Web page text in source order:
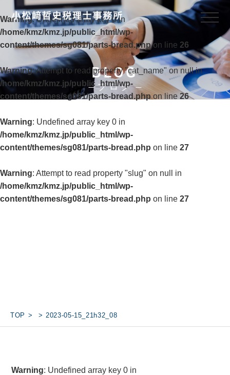
BLOG
ブログ
Warning: Undefined array key 0 in
/home/kmz/kmz.jp/public_html/wp-
content/themes/sg081/parts-bread.phpon line 26
Warning: Attempt to read property "cat_name" on null in
/home/kmz/kmz.jp/public_html/wp-
content/themes/sg081/parts-bread.phpon line 26
Warning: Undefined array key 0 in
/home/kmz/kmz.jp/public_html/wp-
content/themes/sg081/parts-bread.php on line 27
Warning: Attempt to read property "slug" on null in
/home/kmz/kmz.jp/public_html/wp-
content/themes/sg081/parts-bread.php on line 27
TOP 2023-05-15_21h32_08
Warning: Undefined array key 0 in